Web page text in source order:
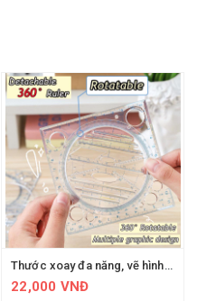
Thước xoay đa năng, vẽ hình học
22,000 VNĐ